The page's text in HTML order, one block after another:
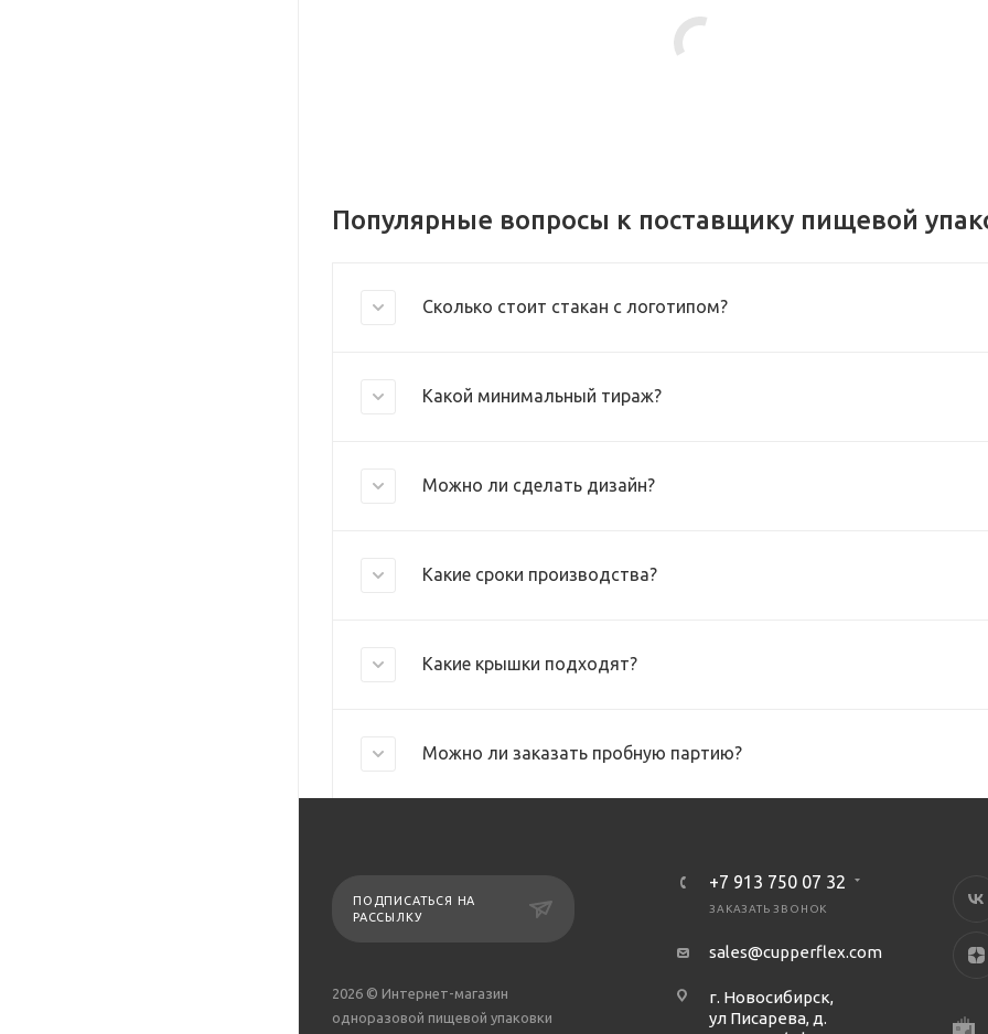
Популярные вопросы к поставщику пищевой
Сколько стоит стакан с логотипом?
Какой минимальный тираж?
Можно ли сделать дизайн?
Какие сроки производства?
Какие крышки подходят?
Можно ли заказать пробную партию?
ПОДПИСАТЬСЯ НА
РАССЫЛКУ
2026 © Интернет-магазин
одноразовой пищевой упаковки
+7 913 750 07 32
ЗАКАЗАТЬ ЗВОНОК
sales@cupperflex.com
г. Новосибирск,
ул Писарева, д.